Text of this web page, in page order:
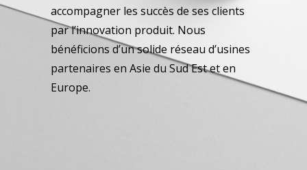
accompagner les succès de ses clients
par l’innovation produit. Nous
bénéficions d’un solide réseau d’usines
partenaires en Asie du Sud Est et en
Europe.